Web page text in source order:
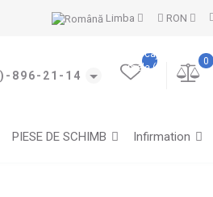
RON
Limba
896-21-14
0
Marcajele
mele (0)
PIESE DE SCHIMB Infirmation